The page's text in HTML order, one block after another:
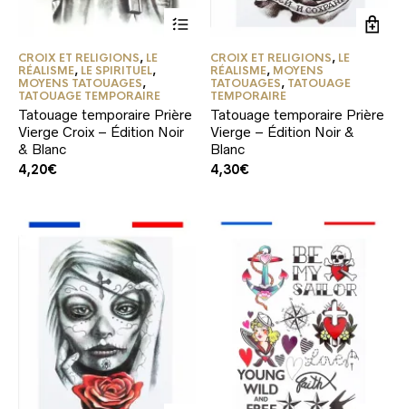
CROIX ET RELIGIONS, LE
RÉALISME, LE SPIRITUEL,
MOYENS TATOUAGES,
TATOUAGE TEMPORAIRE
Tatouage temporaire Prière
Vierge Croix – Édition Noir
& Blanc
4,20€
CROIX ET RELIGIONS, LE
RÉALISME, MOYENS
TATOUAGES, TATOUAGE
TEMPORAIRE
Tatouage temporaire Prière
Vierge – Édition Noir &
Blanc
4,30€